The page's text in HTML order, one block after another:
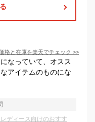
格と在庫を楽天でチェック >>
なっていて、オスス
アイテムのものにな
ディース向けのおすす